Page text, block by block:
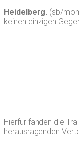
Heidelberg. (sb/
keinen einzigen
Hierfür fanden die
herausragenden